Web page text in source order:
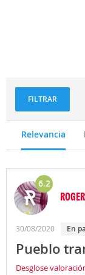
FILTRAR
Relevancia
6.2
ROGER
30/08/2020 en
Pueblo
Desglose